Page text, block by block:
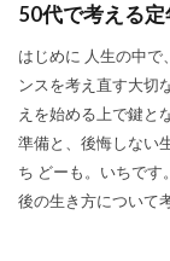
50代で考える定
はじめに 人生の中
ンスを考え直す大切
えを始める上で鍵と
準備と、後悔しない
ち どーも。いちで
後の生き方について